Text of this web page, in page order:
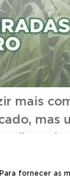
Para fornecer as
mais
mas
[…]